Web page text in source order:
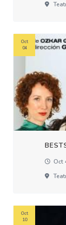
Oct
Oct
04
Oct
10